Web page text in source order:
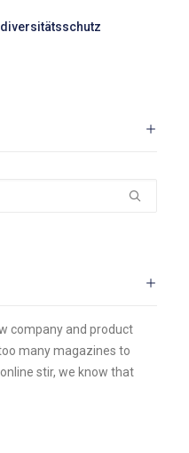
company and product
many magazines to
stir, we know that